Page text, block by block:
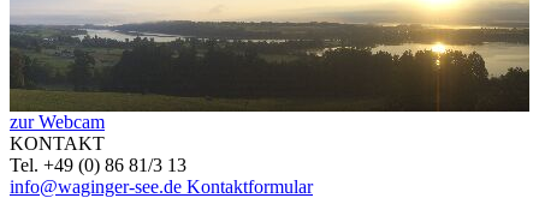
zur Webcam
KONTAKT
Tel. +49 (0) 86 81/3 13
info@waginger-see.de Kontaktformular